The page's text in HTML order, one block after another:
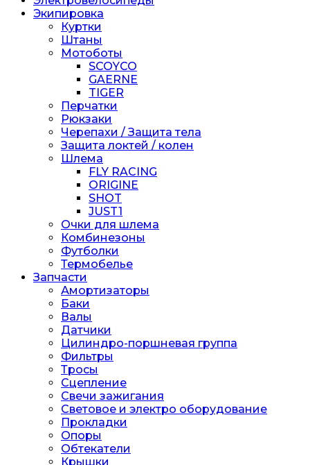
Экипировка
Куртки
Штаны
Мотоботы
SCOYCO
GAERNE
TIGER
Перчатки
Рюкзаки
Черепахи / Защита тела
Защита локтей / колен
Шлема
FLY RACING
ORIGINE
SHOT
JUST1
Очки для шлема
Комбинезоны
Футболки
Термобелье
Запчасти
Амортизаторы
Баки
Валы
Датчики
Цилиндро-поршневая группа
Фильтры
Тросы
Сцепление
Свечи зажигания
Световое и электро оборудование
Прокладки
Опоры
Обтекатели
Крышки